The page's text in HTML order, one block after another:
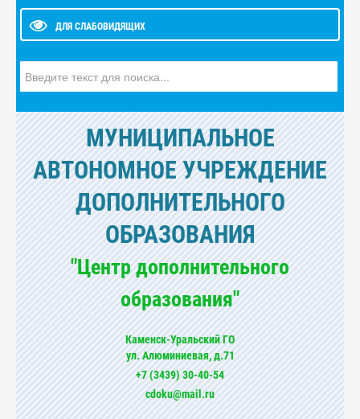
ДЛЯ СЛАБОВИДЯЩИХ
МУНИЦИПАЛЬНОЕ
АВТОНОМНОЕ УЧРЕЖДЕНИЕ
ДОПОЛНИТЕЛЬНОГО
ОБРАЗОВАНИЯ
"Центр дополнительного
образования"
Каменск-Уральский ГО
ул. Алюминиевая, д.71
+7 (3439) 30-40-54
cdoku@mail.ru